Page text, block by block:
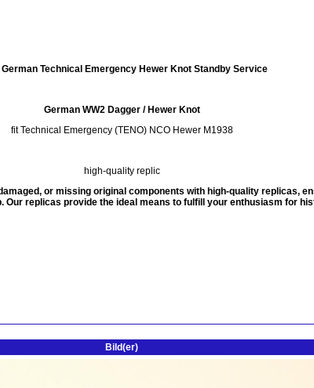
German Technical Emergency Hewer Knot Standby Service
German WW2 Dagger / Hewer Knot
fit Technical Emergency (TENO) NCO Hewer M1938
high-quality replic
or missing original components with high-quality replicas,
Our replicas provide the ideal means to fulfill your enthusiasm for
Bild(er)